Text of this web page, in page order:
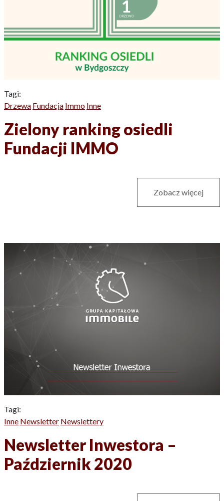
Tagi:
Drzewa Fundacja Immo Inne
Zielony ranking osiedli
Fundacji IMMO
Zobacz więcej
Tagi:
Inne Newsletter Newslettery
Newsletter Inwestora –
Październik 2020